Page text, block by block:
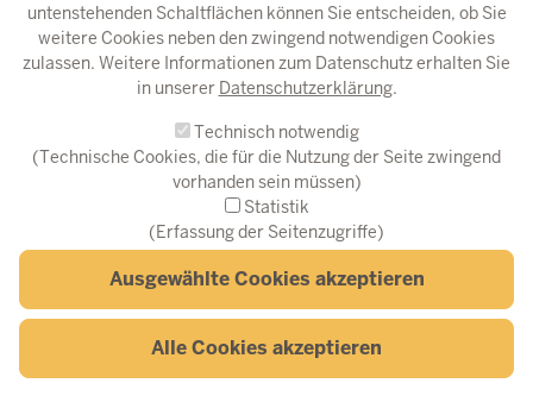
e-akademie@fah.nrw.de
© Fortbildungsakademie des Ministeriums des Innern NRW
Fußzeilenmenü
Erklärung zur Barrierefreiheit Barriere melden
untenstehenden Schaltflächen können Sie entscheiden, ob Sie
weitere Cookies neben den zwingend notwendigen Cookies
zulassen. Weitere Informationen zum Datenschutz erhalten Sie
in unserer Datenschutzerklärung.
Technisch notwendig
(Technische Cookies, die für die Nutzung der Seite zwingend
vorhanden sein müssen)
Statistik
(Erfassung der Seitenzugriffe)
Ausgewählte Cookies akzeptieren
Alle Cookies akzeptieren